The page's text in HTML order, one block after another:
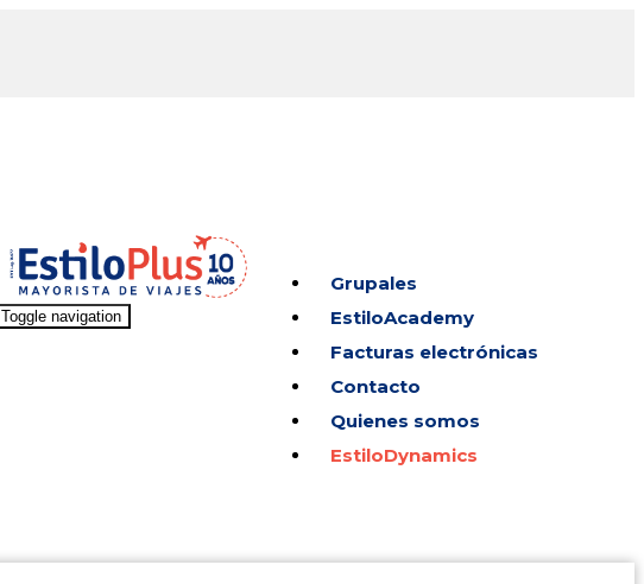
Toggle navigation
Grupales
EstiloAcademy
Facturas electrónicas
Contacto
Quienes somos
EstiloDynamics